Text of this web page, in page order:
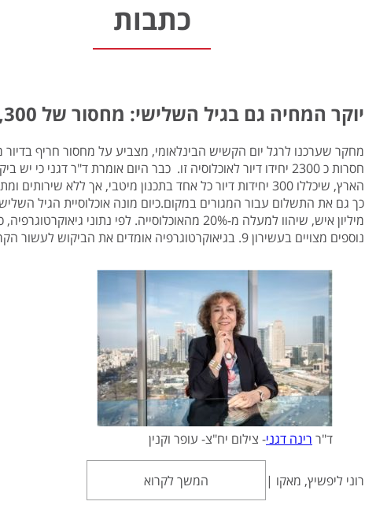
כתבות
יוקר המחיה גם בגיל השלישי: מחסור של 2,300 יח"ד בדיור מוגן למעמד הביניים
מחקר שערכנו לרגל יום הקשיש הבינלאומי, מצביע על מחסור חריף בדיור מוגן בקרב
הארץ, שיכללו 300 יחידות דיור כל אחד בתכנון מיטבי, אך ללא
נוספים מצויים בעשירון 9. בגיאוקרטוגרפיה אומדים את הביקוש לעשור הקרוב ב-3-4 בתי דיור מוגן חדשים בשנה.
ד"ר רינה דגני- צילום יח"צ- עופר וקנין
רוני ליפשיץ, מאקו | המשך לקרוא